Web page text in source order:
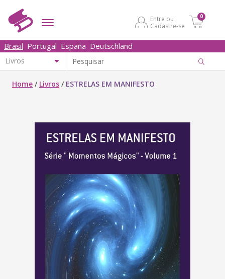
Entre ou
Cadastre-se
0
Brasil Portugal España Deutschland
Home / Livros / ESTRELAS EM MANIFESTO